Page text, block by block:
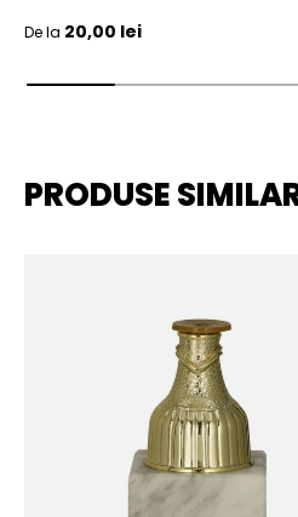
Pret initial
De la 20,00 lei
PRODUSE